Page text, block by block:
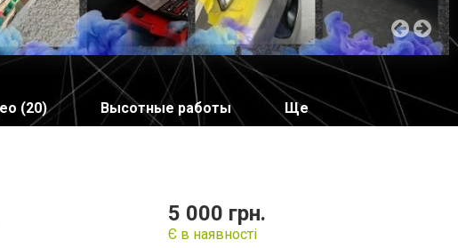
(20) Высотные работы Ще
5 000 грн.
Є в наявності